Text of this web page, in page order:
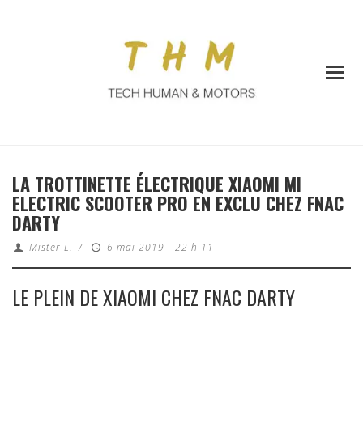
LA TROTTINETTE ÉLECTRIQUE XIAOMI MI
ELECTRIC SCOOTER PRO EN EXCLU CHEZ FNAC
DARTY
Mister L. / 6 mai 2019 - 22 h 11
LE PLEIN DE XIAOMI CHEZ FNAC DARTY